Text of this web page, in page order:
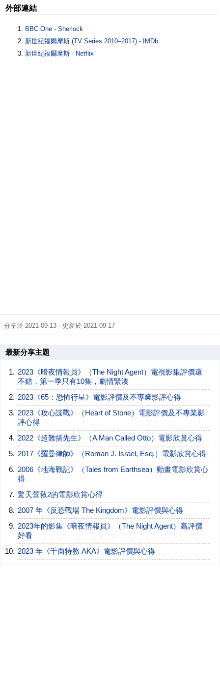
外部連結
BBC One - Sherlock
新世紀福爾摩斯 (TV Series 2010–2017) - IMDb
新世紀福爾摩斯 - Netflix
分享於 2021-09-13 - 更新於 2021-09-17
最新分享主題
2023《暗夜情報員》（The Night Agent）電視影集評價還
不錯，第一季只有10集，劇情緊湊
2023《65：恐怖行星》電影評價及不專業影評心得
2023《攻心諜戰》（Heart of Stone）電影評價及不專業影
評心得
2022《超難搞先生》（A Man Called Otto）電影欣賞心得
2017《羅曼律師》（Roman J. Israel, Esq.）電影欣賞心得
2006《地海戰記》（Tales from Earthsea）動畫電影欣賞心
得
驚天營救2的電影欣賞心得
2007 年《反恐戰場 The Kingdom》電影評價與心得
2023年的影集《暗夜情報員》（The Night Agent）高評價
好看
2023 年《千面特務 AKA》電影評價與心得